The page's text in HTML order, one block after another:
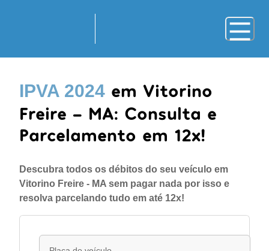
IPVA 2024 em Vitorino
Freire - MA: Consulta e
Parcelamento em 12x!
Descubra todos os débitos do seu veículo em
Vitorino Freire - MA sem pagar nada por isso e
resolva parcelando tudo em até 12x!